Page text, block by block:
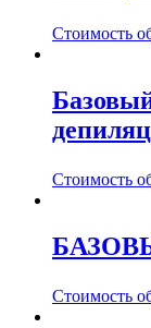
Стоимость
Стоимость
Стоимость